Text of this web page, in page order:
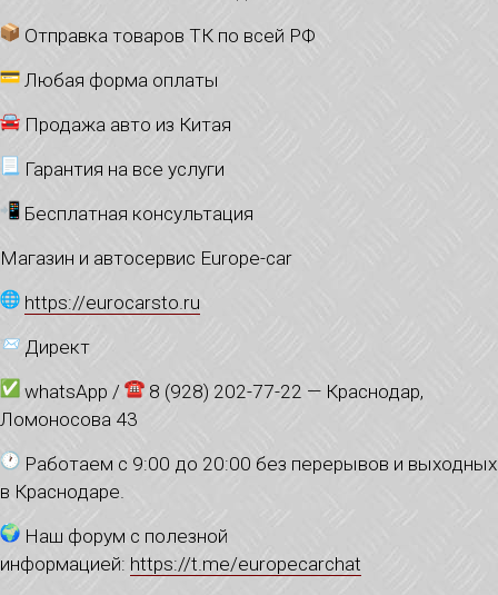
Отправка товаров ТК по всей РФ
Любая форма оплаты
Продажа авто из Китая
Гарантия на все услуги
Бесплатная консультация
Магазин и автосервис Europe-car
https://eurocarsto.ru
Директ
whatsApp /
8 (928) 202-77-22 — Краснодар,
Ломоносова 43
Работаем с 9:00 до 20:00 без перерывов и выходных
в Краснодаре.
Наш форум с полезной
информацией: https://t.me/europecarchat